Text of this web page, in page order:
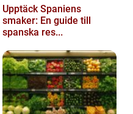
Upptäck Spaniens
smaker: En guide till
spanska res...